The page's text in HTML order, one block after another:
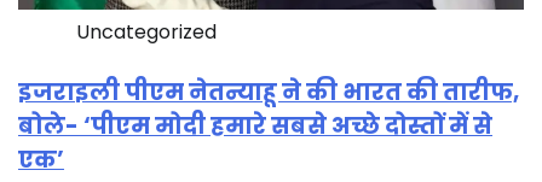
Uncategorized
इजराइली पीएम नेतन्याहू ने की भारत की तारीफ,
बोले- ‘पीएम मोदी हमारे सबसे अच्छे दोस्तों में से
एक’